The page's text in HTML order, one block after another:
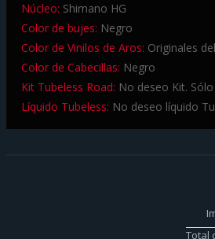
Núcleo: Shimano HG
Color de bujes: Negro
Color de Vinilos de Aros: Originales
Color de Cabecillas: Negro
Kit Tubeless Road: No deseo Kit.
Líquido Tubeless: No deseo líquido
Total